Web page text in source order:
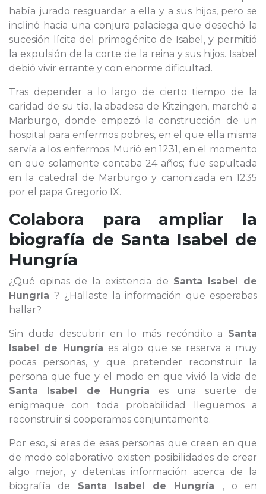
había jurado resguardar a ella y a sus hijos, pero se
inclinó hacia una conjura palaciega que desechó la
sucesión lícita del primogénito de Isabel, y permitió
la expulsión de la corte de la reina y sus hijos. Isabel
debió vivir errante y con enorme dificultad.
Tras depender a lo largo de cierto tiempo de la
caridad de su tía, la abadesa de Kitzingen, marchó a
Marburgo, donde empezó la construcción de un
hospital para enfermos pobres, en el que ella misma
servía a los enfermos. Murió en 1231, en el momento
en que solamente contaba 24 años; fue sepultada
en la catedral de Marburgo y canonizada en 1235
por el papa Gregorio IX.
Colabora para ampliar la
biografía de Santa Isabel de
Hungría
¿Qué opinas de la existencia de Santa Isabel de
Hungría? ¿Hallaste la información que esperabas
hallar?
Sin duda descubrir en lo más recóndito a Santa
Isabel de Hungría es algo que se reserva a muy
pocas personas, y que pretender reconstruir la
persona que fue y el modo en que vivió la vida de
Santa Isabel de Hungría es una suerte de
enigmaque con toda probabilidad lleguemos a
reconstruir si cooperamos conjuntamente.
Por eso, si eres de esas personas que creen en que
de modo colaborativo existen posibilidades de crear
algo mejor, y detentas información acerca de la
biografía de Santa Isabel de Hungría , o en